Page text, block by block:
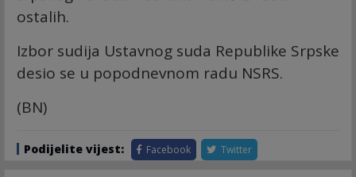
ostalih.
Izbor sudija Ustavnog suda Republike Srpske
desio se u popodnevnom radu NSRS.
(BN)
Podijelite vijest: Facebook Twitter